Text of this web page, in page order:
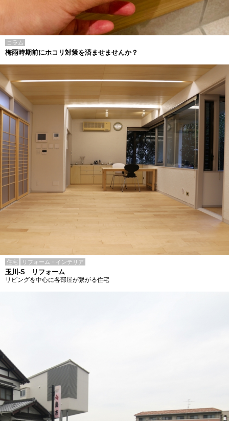
コラム
梅雨時期前にホコリ対策を済ませませんか？
住宅 リフォーム・インテリア
玉川-S リフォーム
リビングを中心に各部屋が繋がる住宅